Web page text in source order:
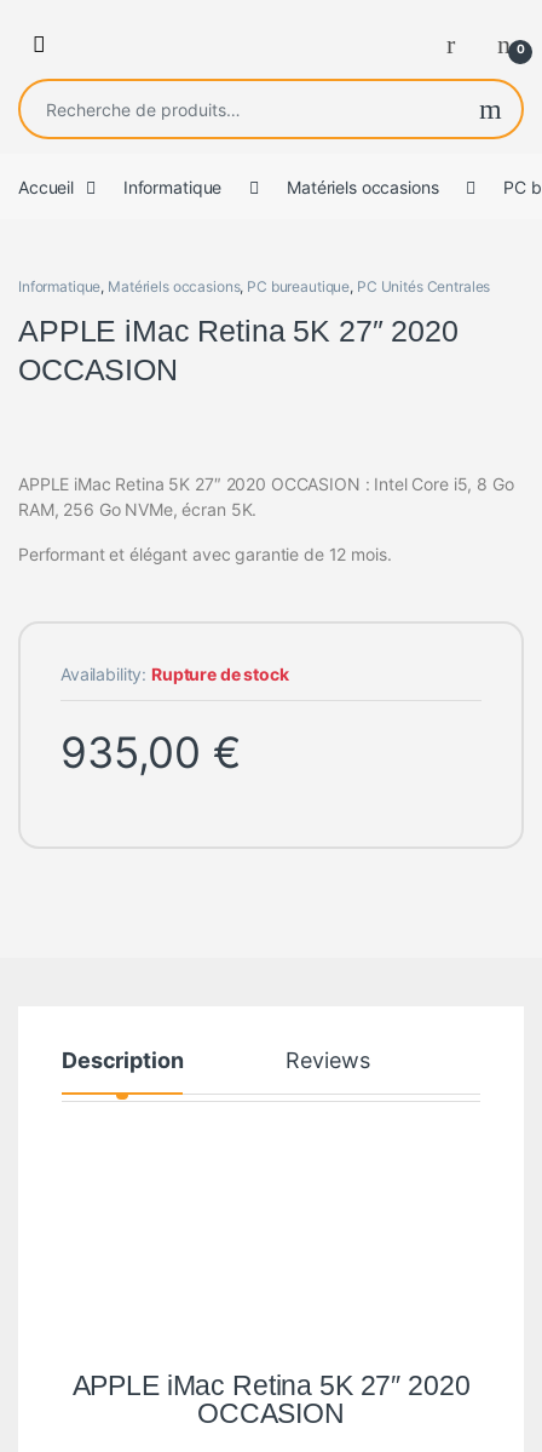
0
Recherche pour :
Accueil Informatique Matériels occasions PC
Informatique, Matériels occasions, PC bureautique, PC Unités Centrales
APPLE iMac Retina 5K 27″ 2020
OCCASION
APPLE iMac Retina 5K 27″ 2020 OCCASION : Intel Core i5, 8 Go
RAM, 256 Go NVMe, écran 5K.
Performant et élégant avec garantie de 12 mois.
Availability:Rupture de stock
935,00 €
Description Reviews
APPLE iMac Retina 5K 27″ 2020
OCCASION